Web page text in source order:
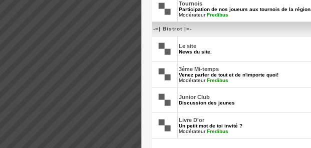
Tournois
Participation de nos joueurs aux tournois de la région.
ModérateurFredibus
-=| Bistrot |=-
Le site
News du site.
3éme Mi-temps
Venez parler de tout et de n'importe quoi!
ModérateurFredibus
Junior Club
Discussion des jeunes
Livre D'or
Un petit mot de toi invité ?
ModérateurFredibus